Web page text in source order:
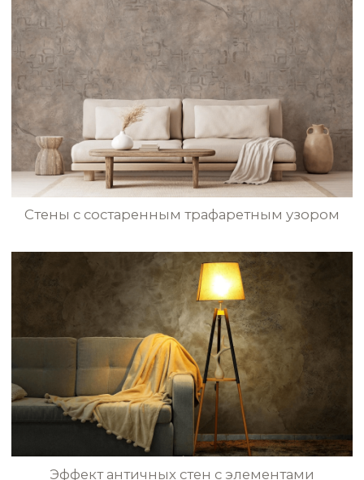
Приёмная в стиле ArtLoft
Стены в доме с эффектом
Декоративная штукатурка с трафаретным
узором на стенах в ресторане